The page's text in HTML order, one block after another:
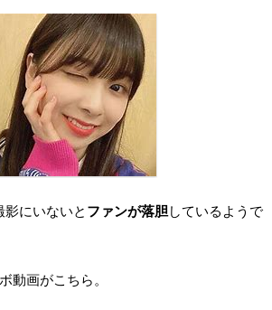
にいないと ファンが落胆 しているようで
動画がこちら。